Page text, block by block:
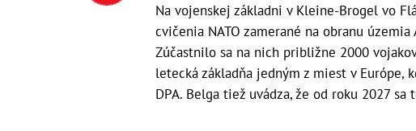
Na vojenskej základni v Kleine-Brogel vo
cvičenia NATO zamerané na obranu
Zúčastnilo sa na nich približne 2000
letecká základňa jedným z miest v Európe,
DPA. Belga tiež uvádza, že od roku 2027